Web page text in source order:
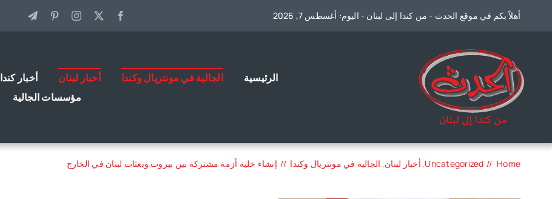
أهلاً بكم في موقع الحدث - من كندا إلى لبنان - اليوم: أغسطس 7, 2026
الرئيسية الجالية في مونتريال وكندا أخبار لبنان أخبار كندا
مؤسسات الجالية
Home
Uncategorized أخبار لبنان الجالية في مونتريال وكندا إنشاء خلية أزمة مشتركة بين بيروت وبعثات لبنان في الخارج